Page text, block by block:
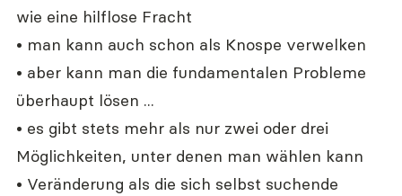
wie eine hilflose Fracht
• man kann auch schon als Knospe verwelken
• aber kann man die fundamentalen Probleme
überhaupt lösen ...
• es gibt stets mehr als nur zwei oder drei
Möglichkeiten, unter denen man wählen kann
• Veränderung als die sich selbst suchende